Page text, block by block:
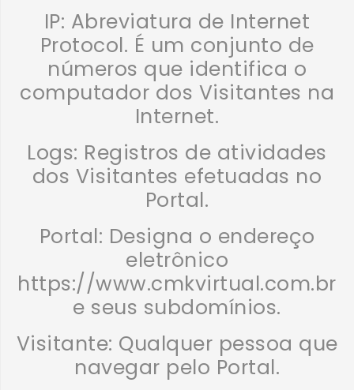
IP: Abreviatura de Internet
Protocol. É um conjunto de
números que identifica o
computador dos Visitantes na
Internet.
Logs: Registros de atividades
dos Visitantes efetuadas no
Portal.
Portal: Designa o endereço
eletrônico
https://www.cmkvirtual.com.br
e seus subdomínios.
Visitante: Qualquer pessoa que
navegar pelo Portal.